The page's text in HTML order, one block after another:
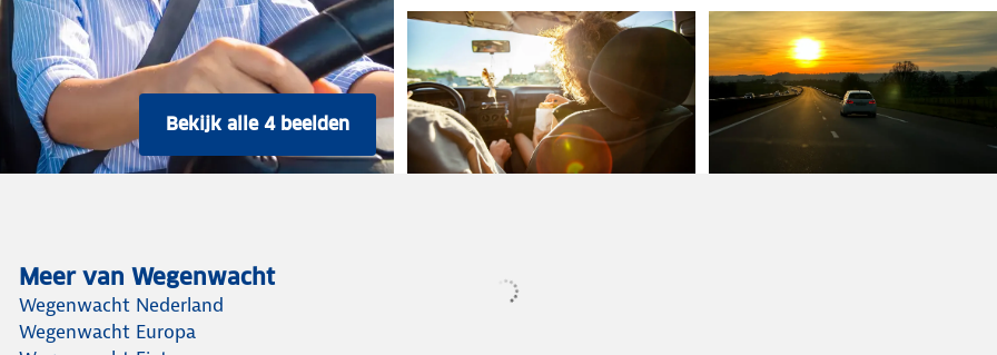
Bekijk alle 4 beelden
Meer van Wegenwacht
Wegenwacht Nederland
Wegenwacht Europa